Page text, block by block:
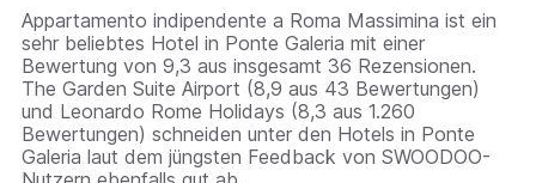
Appartamento indipendente a Roma Massimina ist ein
sehr beliebtes Hotel in Ponte Galeria mit einer
Bewertung von 9,3 aus insgesamt 36 Rezensionen.
The Garden Suite Airport (8,9 aus 43 Bewertungen)
und Leonardo Rome Holidays (8,3 aus 1.260
Bewertungen) schneiden unter den Hotels in Ponte
Galeria laut dem jüngsten Feedback von SWOODOO-